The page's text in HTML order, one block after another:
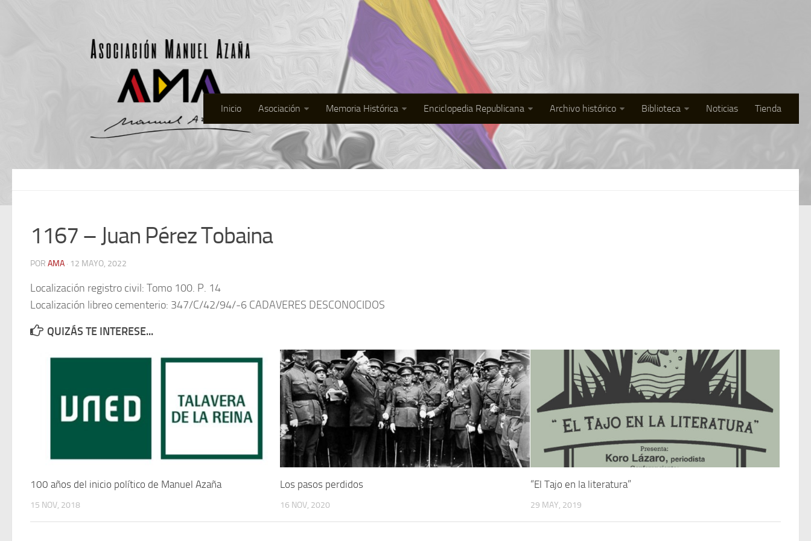
Inicio Asociación Memoria Histórica Enciclopedia Republicana Archivo histórico Biblioteca Noticias Tienda
1167 – Juan Pérez Tobaina
POR AMA · 12 MAYO, 2022
Localización registro civil: Tomo 100. P. 14
Localización libreo cementerio: 347/C/42/94/-6 CADAVERES DESCONOCIDOS
QUIZÁS TE INTERESE...
100 años del inicio político de Manuel Azaña
15 NOV, 2018
Los pasos perdidos
16 NOV, 2020
“El Tajo en la literatura”
29 MAY, 2019